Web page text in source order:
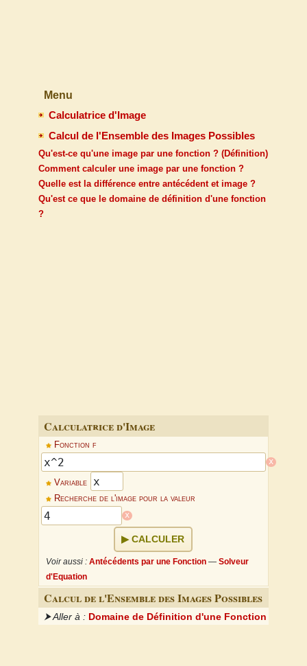
Menu
Calculatrice d'Image
Calcul de l'Ensemble des Images Possibles
Qu'est-ce qu'une image par une fonction ? (Définition)
Comment calculer une image par une fonction ?
Quelle est la différence entre antécédent et image ?
Qu'est ce que le domaine de définition d'une fonction
?
Calculatrice d'Image
Fonction f
x
Variable
Recherche de l'image pour la valeur
x
CALCULER
Voir aussi : Antécédents par une Fonction —Solveur
d'Equation
Calcul de l'Ensemble des Images Possibles
⮞ Aller à : Domaine de Définition d'une Fonction